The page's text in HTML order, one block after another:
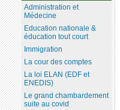
Administration et
Médecine
Education nationale &
éducation tout court
Immigration
La cour des comptes
La loi ELAN (EDF et
ENEDIS)
Le grand chambardement
suite au covid